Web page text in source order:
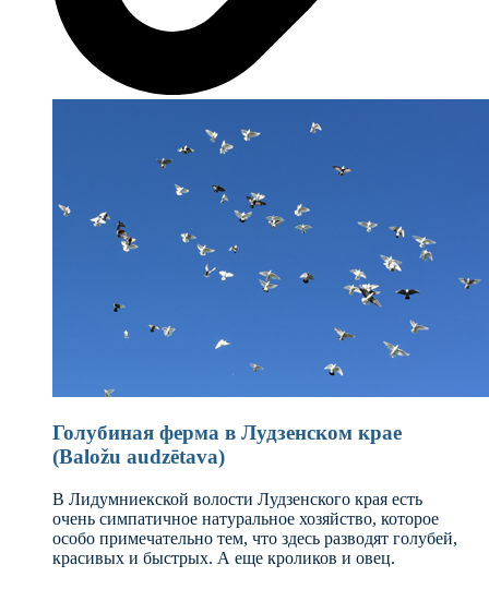
Голубиная ферма в Лудзенском крае
(Baložu audzētava)
В Лидумниекской волости Лудзенского края есть
очень симпатичное натуральное хозяйство, которое
особо примечательно тем, что здесь разводят голубей,
красивых и быстрых. А еще кроликов и овец.